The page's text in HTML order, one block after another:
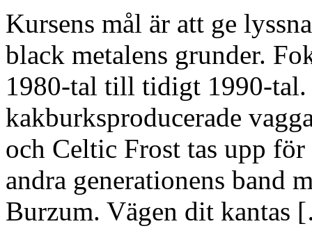
Kursens mål är att ge
black metalens grunder.
1980-tal till tidigt 1990-
kakburksproducerade
och Celtic Frost tas upp
andra generationens band
Burzum. Vägen dit